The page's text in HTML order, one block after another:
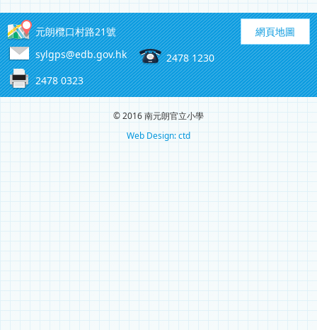
網頁地圖
元朗欖口村路21號
sylgps@edb.gov.hk
2478 1230
2478 0323
© 2016 南元朗官立小學
Web Design: ctd